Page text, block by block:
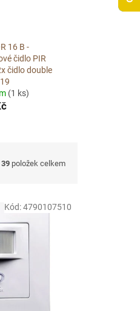
16 B -
čidlo PIR
čidlo double
(1 ks)
39 položek celkem
Kód:4790107510